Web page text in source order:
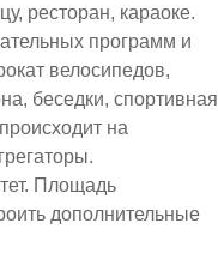
ресторан, караоке.
программ и
велосипедов,
беседки, спортивная
на
Площадь
дополнительные